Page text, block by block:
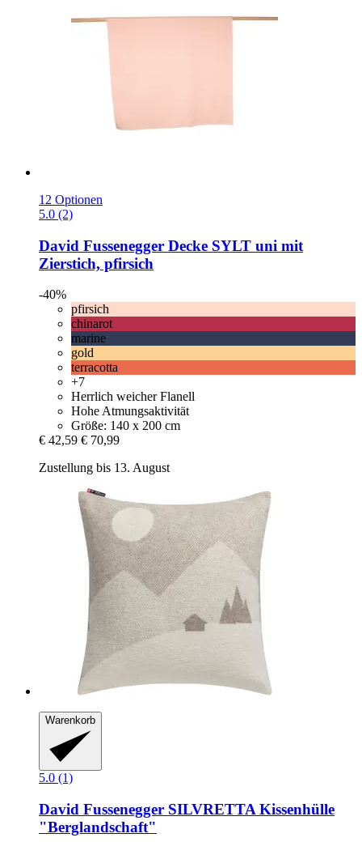
12 Optionen
5.0 (2)
David Fussenegger Decke SYLT uni mit
Zierstich, pfirsich
-40%
pfirsich
chinarot
marine
gold
terracotta
+7
Herrlich weicher Flanell
Hohe Atmungsaktivität
Größe: 140 x 200 cm
€ 42,59 € 70,99
Zustellung bis 13. August
Warenkorb
5.0 (1)
David Fussenegger SILVRETTA Kissenhülle
"Berglandschaft"